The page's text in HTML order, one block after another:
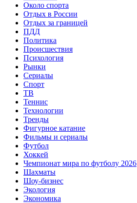
Около спорта
Отдых в России
Отдых за границей
ПДД
Политика
Происшествия
Психология
Рынки
Сериалы
Спорт
ТВ
Теннис
Технологии
Тренды
Фигурное катание
Фильмы и сериалы
Футбол
Хоккей
Чемпионат мира по футболу 2026
Шахматы
Шоу-бизнес
Экология
Экономика